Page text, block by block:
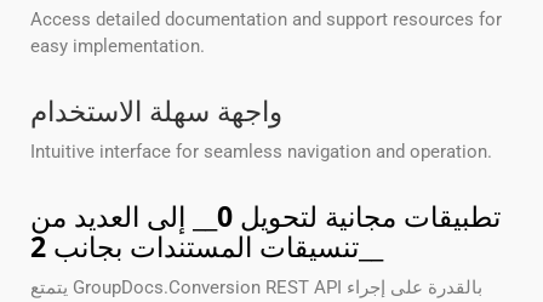
Access detailed documentation and support resources for
easy implementation.
واجهة سهلة الاستخدام
Intuitive interface for seamless navigation and operation.
تطبيقات مجانية لتحويل 0 __ إلى العديد من
تنسيقات المستندات بجانب 2
يتمتع GroupDocs.Conversion REST API بالقدرة على إجراء